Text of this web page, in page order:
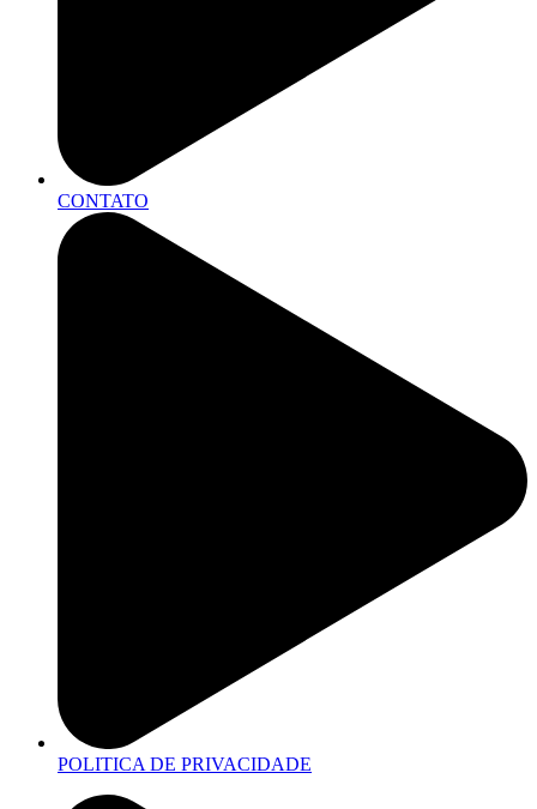
CONTATO
POLITICA DE PRIVACIDADE